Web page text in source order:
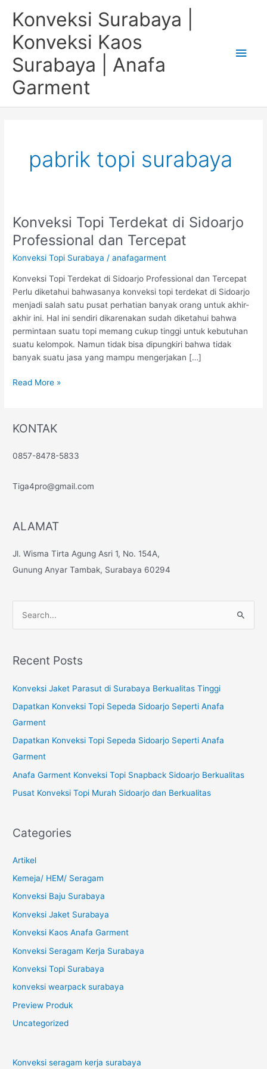
Konveksi Surabaya |
Konveksi Kaos
Surabaya | Anafa
Garment
pabrik topi surabaya
Konveksi Topi Terdekat di Sidoarjo
Professional dan Tercepat
Konveksi Topi Surabaya /anafagarment
Konveksi Topi Terdekat di Sidoarjo Professional dan Tercepat
Perlu diketahui bahwasanya konveksi topi terdekat di Sidoarjo
menjadi salah satu pusat perhatian banyak orang untuk akhir-
akhir ini. Hal ini sendiri dikarenakan sudah diketahui bahwa
permintaan suatu topi memang cukup tinggi untuk kebutuhan
suatu kelompok. Namun tidak bisa dipungkiri bahwa tidak
banyak suatu jasa yang mampu mengerjakan […]
Konveksi
Topi
Terdekat
di
Professional
Tercepat
Read More »
KONTAK
0857-8478-5833
Tiga4pro@gmail.com
ALAMAT
Jl. Wisma Tirta Agung Asri 1, No. 154A,
Gunung Anyar Tambak, Surabaya 60294
r
r
:
Recent Posts
Konveksi Jaket Parasut di Surabaya Berkualitas Tinggi
Dapatkan Konveksi Topi Sepeda Sidoarjo Seperti Anafa
Garment
Dapatkan Konveksi Topi Sepeda Sidoarjo Seperti Anafa
Garment
Anafa Garment Konveksi Topi Snapback Sidoarjo Berkualitas
Pusat Konveksi Topi Murah Sidoarjo dan Berkualitas
Categories
Artikel
Kemeja/ HEM/ Seragam
Konveksi Baju Surabaya
Konveksi Jaket Surabaya
Konveksi Kaos Anafa Garment
Konveksi Seragam Kerja Surabaya
Konveksi Topi Surabaya
konveksi wearpack surabaya
Preview Produk
Uncategorized
Konveksi seragam kerja surabaya